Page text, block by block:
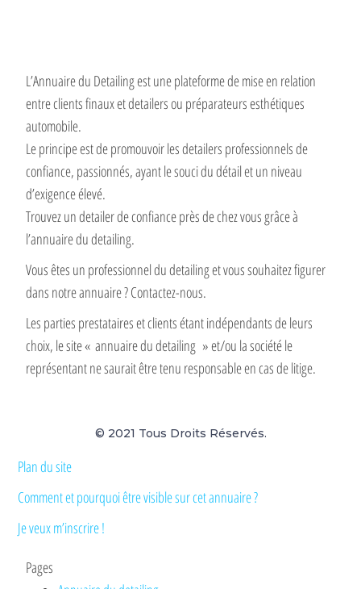
L’Annuaire du Detailing est une plateforme de mise en relation
entre clients finaux et detailers ou préparateurs esthétiques
automobile.
Le principe est de promouvoir les detailers professionnels de
confiance, passionnés, ayant le souci du détail et un niveau
d’exigence élevé.
Trouvez un detailer de confiance près de chez vous grâce à
l’annuaire du detailing.
Vous êtes un professionnel du detailing et vous souhaitez figurer
dans notre annuaire ? Contactez-nous.
Les parties prestataires et clients étant indépendants de leurs
choix, le site « annuaire du detailing » et/ou la société le
représentant ne saurait être tenu responsable en cas de litige.
© 2021 Tous Droits Réservés.
Plan du site
Comment et pourquoi être visible sur cet annuaire ?
Je veux m’inscrire !
Pages